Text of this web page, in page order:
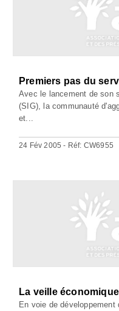
Premiers pas du
Avec le lancement de son
(SIG), la communauté
et...
24 Fév 2005 - Réf: CW6955
La veille
En voie de